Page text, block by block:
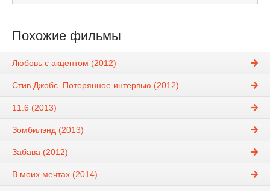
Похожие фильмы
Любовь с акцентом (2012)
Стив Джобс. Потерянное интервью (2012)
11.6 (2013)
Зомбилэнд (2013)
Забава (2012)
В моих мечтах (2014)